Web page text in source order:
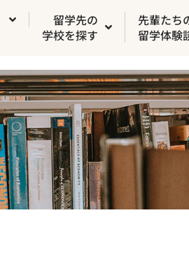
留学先の
学校を探す
先輩たち
留学体験